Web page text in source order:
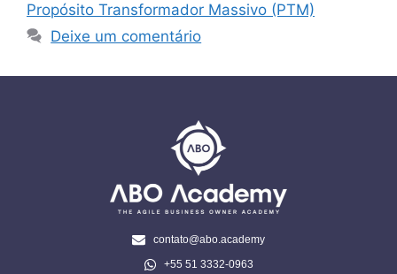
Propósito Transformador Massivo (PTM)
Deixe um comentário
contato@abo.academy
+55 51 3332-0963